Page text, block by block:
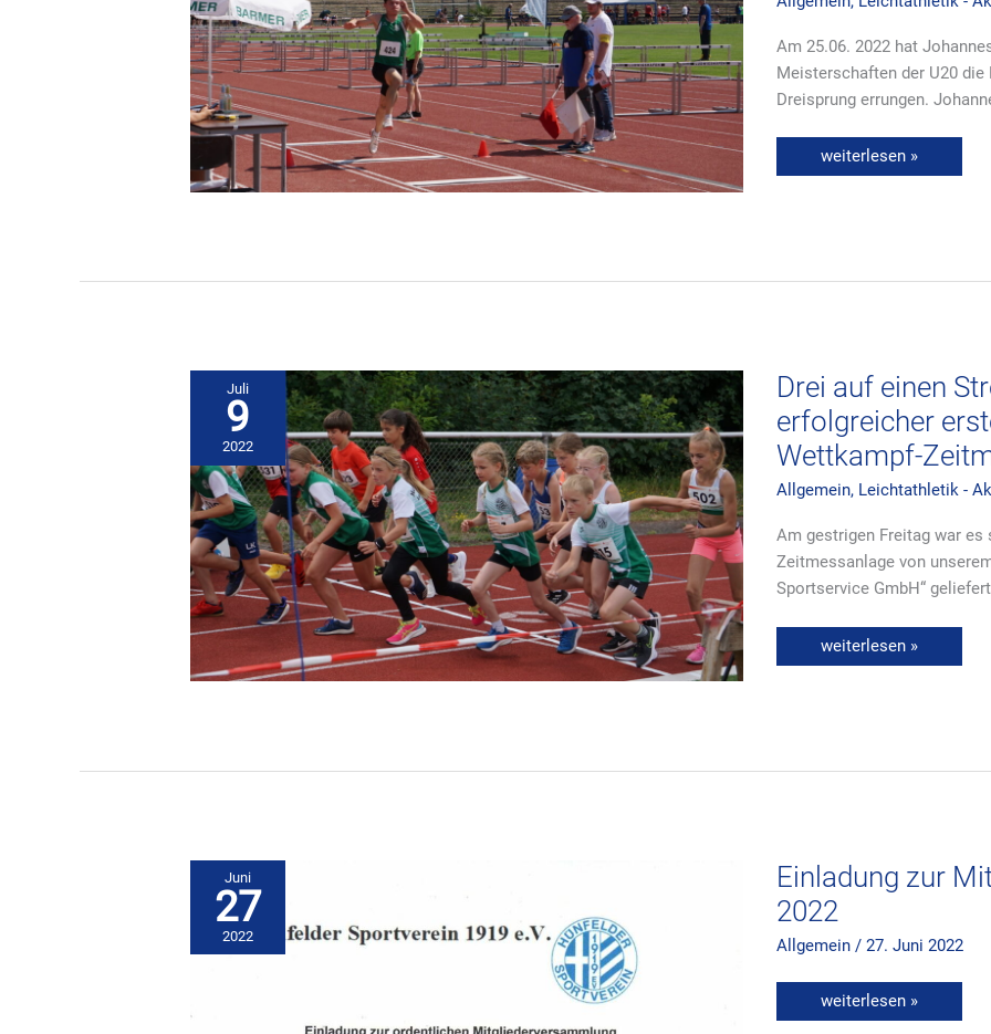
Am 25.06. 2022 hat
Meisterschaften der U20
Dreisprung errungen.
weiterlesen »
Juli
9
2022
Drei auf einen
erfolgreicher
Wettkampf-
Allgemein, Leichtathletik -
Am gestrigen Freitag war es
Zeitmessanlage von
Sportservice GmbH“
Drei
2
x
Platz
„1“
und
erfolgreicher
erste
Einsatz
unserer
Wettkampf-
Zeitmessanlage
weiterlesen »
Juni
27
2022
Einladung zur
2022
Allgemein / 27. Juni 2022
Einladung
weiterlesen »